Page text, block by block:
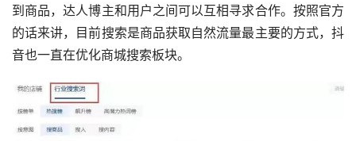
到商品，达人博主和用户之间可以互相寻求合作。按照官方
的话来讲，目前搜索是商品获取自然流量最主要的方式，抖
音也一直在优化商城搜索板块。